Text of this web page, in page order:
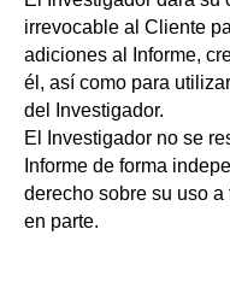
irrevocable al Cliente
adiciones al Informe,
él, así como para
del Investigador.
El Investigador no se
Informe de forma
derecho sobre su uso
en parte.